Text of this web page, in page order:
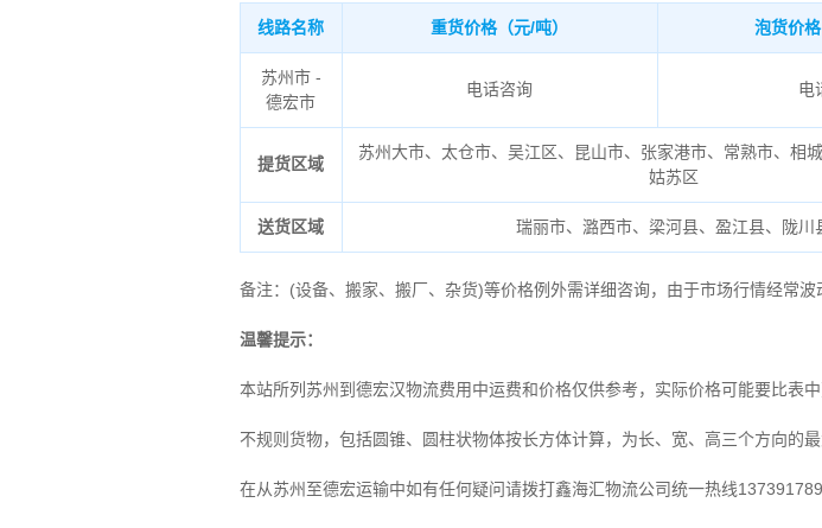
线路名称 重货价格（元/吨） 泡货价格
苏州市 -
德宏市
电话咨询 电
提货区域
苏州大市、太仓市、吴江区、昆山市、张家港市、常熟市、相
姑苏区
送货区域 瑞丽市、潞西市、梁河县、盈江县、陇川
备注： (设备、搬家、搬厂、杂货)等价格例外需详细咨询，由于市场行情经常波
温馨提示：
本站所列苏州到德宏汉物流费用中运费和价格仅供参考，实际价格可能要比表
不规则货物，包括圆锥、圆柱状物体按长方体计算，为长、宽、高三个方向的最
在从苏州至德宏运输中如有任何疑问请拨打鑫海汇物流公司统一热线